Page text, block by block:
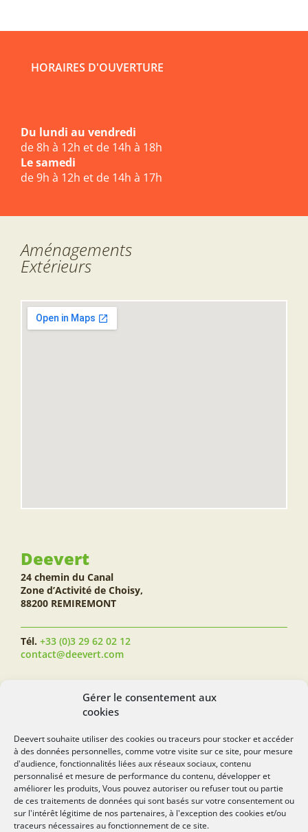
Gérer le consentement aux
cookies
Deevert souhaite utiliser des cookies ou traceurs pour stocker et accéder
à des données personnelles, comme votre visite sur ce site, pour mesure
d'audience, fonctionnalités liées aux réseaux sociaux, contenu
personnalisé et mesure de performance du contenu, développer et
améliorer les produits, Vous pouvez autoriser ou refuser tout ou partie
de ces traitements de données qui sont basés sur votre consentement ou
sur l'intérêt légitime de nos partenaires, à l'exception des cookies et/ou
traceurs nécessaires au fonctionnement de ce site.
HORAIRES D'OUVERTURE
Du lundi au vendredi
de 8h à 12h et de 14h à 18h
Le samedi
de 9h à 12h et de 14h à 17h
Aménagements
Extérieurs
Deevert
24 chemin du Canal
Zone d’Activité de Choisy,
88200 REMIREMONT
Tél. +33 (0)3 29 62 02 12
contact@deevert.com
SUIVEZ-NOUS...
deevert.com